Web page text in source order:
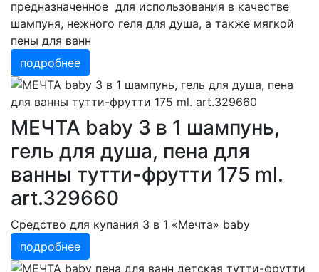
предназначенное для использования в качестве
шампуня, нежного геля для душа, а также мягкой
пены для ванн
подробнее
МЕЧТА baby 3 в 1 шампунь,
гель для душа, пена для
ванны тутти-фрутти 175 ml.
art.329660
Средство для купания 3 в 1 «Мечта» baby
подробнее